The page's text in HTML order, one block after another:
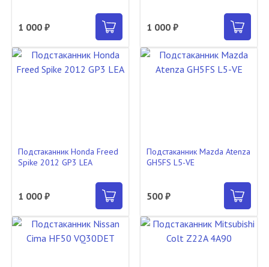
1 000 ₽ 1 000 ₽
Подстаканник Honda Freed
Spike 2012 GP3 LEA
1 000 ₽
Подстаканник Mazda Atenza
GH5FS L5-VE
500 ₽